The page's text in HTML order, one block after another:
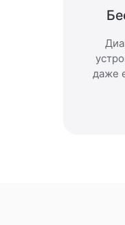
даже